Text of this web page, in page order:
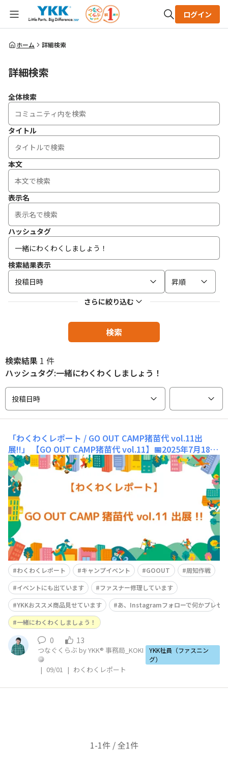
全体検索
ログイン
ホーム 詳細検索
詳細検索
全体検索
タイトル
本文
表示名
ハッシュタグ
検索結果表示
投稿日時
昇順
さらに絞り込む
検索
検索結果 1 件
ハッシュタグ:一緒にわくわくしましょう！
投稿日時
「わくわくレポート / GO OUT CAMP猪苗代 vol.11出
展!!」
【GO OUT CAMP猪苗代 vol.11】📅2025年7月18日
（金）～20日（日）📍天神浜オートキャンプ場（福島県
耶麻郡猪苗代町） みなさんこんにちは！事務局のKOKIで
す。 もうすぐ夏は終わりなのでしょうか？今年も残暑長
く、いきなり冬！になってしまうのでしょうか？まだまだ
わくわくレポート キャンプイベント GOOUT
周知作戦
イベントにも出ています
ファスナー修理しています
YKKおススメ商品見せています
あ、Instagramフォローで何かプレゼ
一緒にわくわくしましょう！
0 13
つなぐくらぶ by YKK® 事務局_KOKI
YKK社員（ファスニン
グ）
| 09/01 | わくわくレポート
1-1件 / 全1件